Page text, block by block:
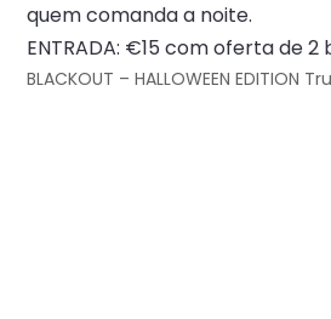
quem comanda a noite.
ENTRADA: €15 com oferta de 2
BLACKOUT – HALLOWEEN EDITION